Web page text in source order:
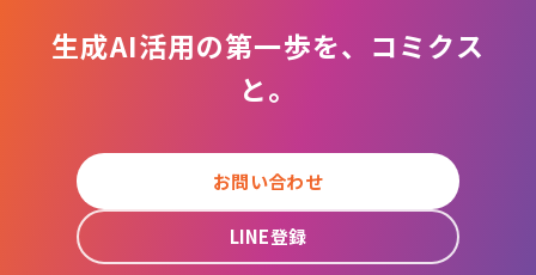
生成AI活用の第一歩を、コミクス
と。
お問い合わせ
LINE登録